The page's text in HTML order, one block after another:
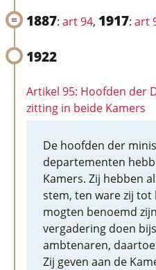
1887: art 94, 1917: art
1922
Artikel 95: Hoofden der
zitting in beide Kamers
De hoofden der
departementen
Kamers. Zij hebben
stem, ten ware zij
mogten benoemd
vergadering doen
ambtenaren,
Zij geven aan de